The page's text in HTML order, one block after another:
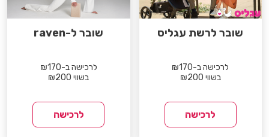
שובר לרשת עגליס
לרכישה ב-₪170
בשווי ₪200
לרכישה
שובר ל-raven
לרכישה ב-₪170
בשווי ₪200
לרכישה